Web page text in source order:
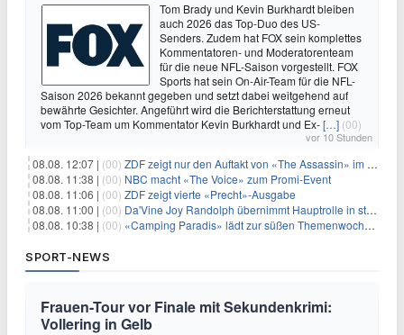
Tom Brady und Kevin Burkhardt bleiben
auch 2026 das Top-Duo des US-
Senders. Zudem hat FOX sein komplettes
Kommentatoren- und Moderatorenteam
für die neue NFL-Saison vorgestellt. FOX
Sports hat sein On-Air-Team für die NFL-
Saison 2026 bekannt gegeben und setzt dabei weitgehend auf
bewährte Gesichter. Angeführt wird die Berichterstattung erneut
vom Top-Team um Kommentator Kevin Burkhardt und Ex-[…] (00)
vor 10 Stunden
08.08. 12:07 | (00) ZDF zeigt nur den Auftakt von «The Assassin» im Fernsehen
08.08. 11:38 | (00) NBC macht «The Voice» zum Promi-Event
08.08. 11:06 | (00) ZDF zeigt vierte «Precht»-Ausgabe
08.08. 11:00 | (00) Da'Vine Joy Randolph übernimmt Hauptrolle in starbesetzter schwarzer Komödie
08.08. 10:38 | (00) «Camping Paradis» lädt zur süßen Themenwoche ein
SPORT-NEWS
Frauen-Tour vor Finale mit Sekundenkrimi:
Vollering in Gelb